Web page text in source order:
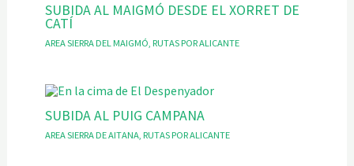
SUBIDA AL MAIGMÓ DESDE EL XORRET DE
CATÍ
AREA SIERRA DEL MAIGMÓ, RUTAS POR ALICANTE
SUBIDA AL PUIG CAMPANA
AREA SIERRA DE AITANA, RUTAS POR ALICANTE